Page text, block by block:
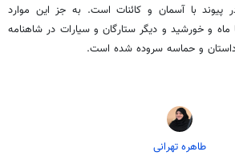
در پیوند با آسمان و کائنات است. به جز این موارد
ماه و خورشید و دیگر ستارگان و سیارات در شاهنامه
و حماسه سروده شده است.
طاهره تهرانی